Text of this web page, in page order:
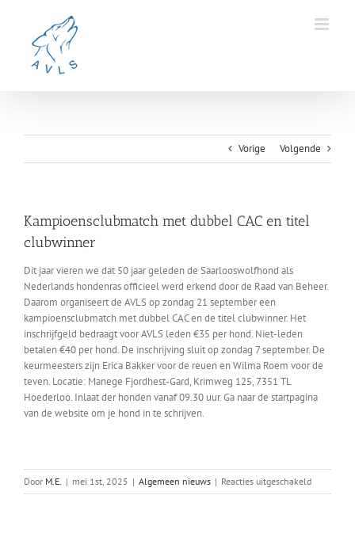
Vorige Volgende
Kampioensclubmatch met dubbel CAC en titel
clubwinner
Dit jaar vieren we dat 50 jaar geleden de Saarlooswolfhond als
Nederlands hondenras officieel werd erkend door de Raad van Beheer.
Daarom organiseert de AVLS op zondag 21 september een
kampioensclubmatch met dubbel CAC en de titel clubwinner. Het
inschrijfgeld bedraagt voor AVLS leden €35 per hond. Niet-leden
betalen €40 per hond. De inschrijving sluit op zondag 7 september. De
keurmeesters zijn Erica Bakker voor de reuen en Wilma Roem voor de
teven. Locatie: Manege Fjordhest-Gard, Krimweg 125, 7351 TL
Hoederloo. Inlaat der honden vanaf 09.30 uur. Ga naar de startpagina
van de website om je hond in te schrijven.
Door M.E. | mei 1st, 2025 | Algemeen nieuws | Reacties uitgeschakeldvoor